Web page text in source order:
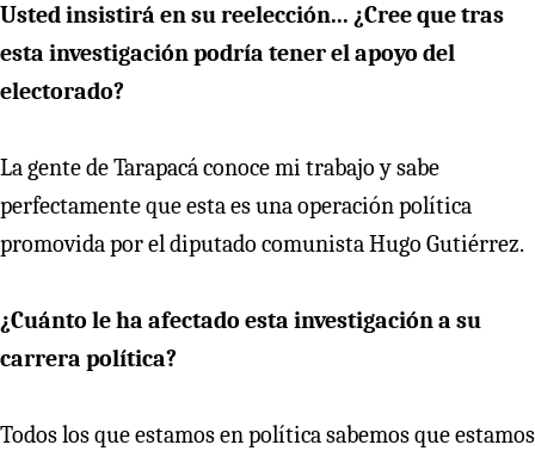
Usted insistirá en su reelección... ¿Cree que tras
esta investigación podría tener el apoyo del
electorado?
La gente de Tarapacá conoce mi trabajo y sabe
perfectamente que esta es una operación política
promovida por el diputado comunista Hugo Gutiérrez.
¿Cuánto le ha afectado esta investigación a su
carrera política?
Todos los que estamos en política sabemos que estamos